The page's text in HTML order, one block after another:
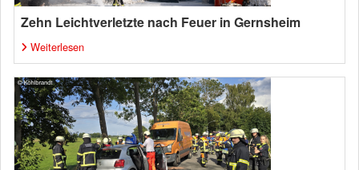
Zehn Leichtverletzte nach Feuer in Gernsheim
Weiterlesen